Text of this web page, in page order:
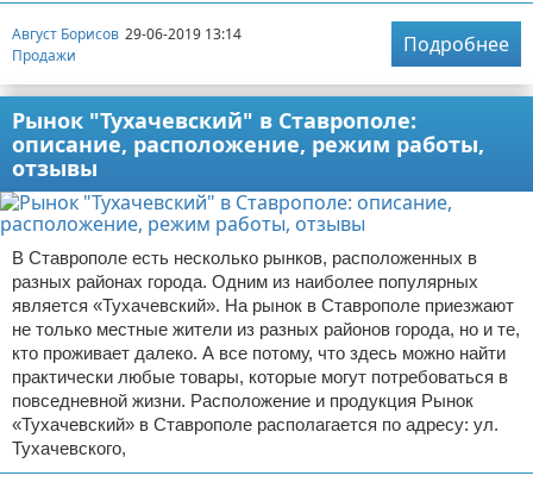
Август Борисов 29-06-2019 13:14
Продажи
Подробнее
Рынок "Тухачевский" в Ставрополе:
описание, расположение, режим работы,
отзывы
В Ставрополе есть несколько рынков, расположенных в
разных районах города. Одним из наиболее популярных
является «Тухачевский». На рынок в Ставрополе приезжают
не только местные жители из разных районов города, но и те,
кто проживает далеко. А все потому, что здесь можно найти
практически любые товары, которые могут потребоваться в
повседневной жизни. Расположение и продукция Рынок
«Тухачевский» в Ставрополе располагается по адресу: ул.
Тухачевского,